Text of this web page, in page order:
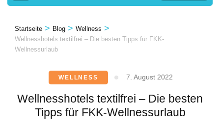
Startseite > Blog > Wellness >
Wellnesshotels textilfrei – Die besten Tipps für FKK-
Wellnessurlaub
WELLNESS 7. August 2022
Wellnesshotels textilfrei – Die besten
Tipps für FKK-Wellnessurlaub